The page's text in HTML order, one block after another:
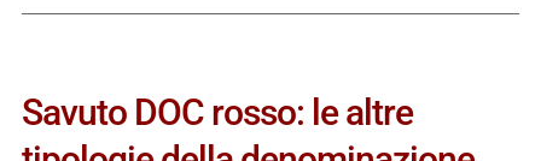
Savuto DOC rosso: le altre